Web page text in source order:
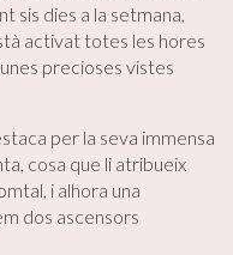
sis dies a la setmana,
activat totes les hores
precioses vistes
per la seva immensa
cosa que li atribueix
i alhora una
dos ascensors
del comportament
recollida
en el
introduir millores en
que fan els usuaris del
de preferència de
serveis i oferir
recomanats.